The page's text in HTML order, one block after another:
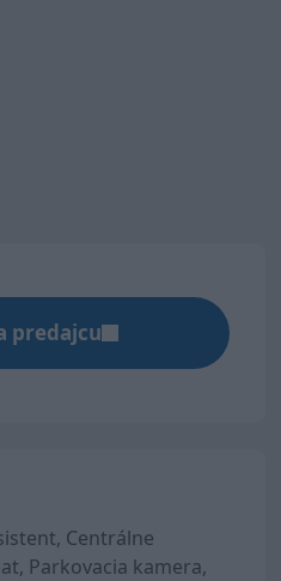
predajcu
Centrálne
Parkovacia kamera,